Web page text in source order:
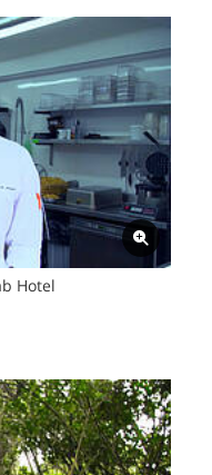
Hotel